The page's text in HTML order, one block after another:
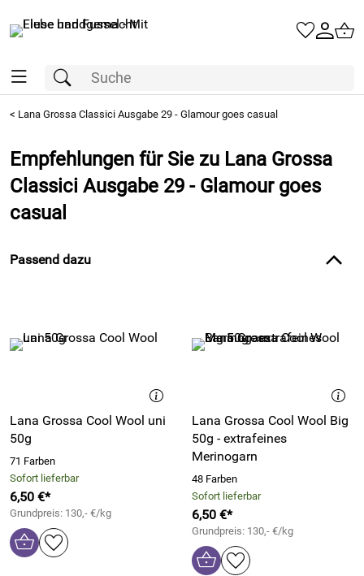
< Lana Grossa Classici Ausgabe 29 - Glamour goes casual
Empfehlungen für Sie zu Lana Grossa
Classici Ausgabe 29 - Glamour goes
casual
Passend dazu
Lana Grossa Cool Wool uni
50g
71 Farben
Sofort lieferbar
6,50 €*
Grundpreis: 130,- €/kg
Lana Grossa Cool Wool Big
50g - extrafeines
Merinogarn
48 Farben
Sofort lieferbar
6,50 €*
Grundpreis: 130,- €/kg